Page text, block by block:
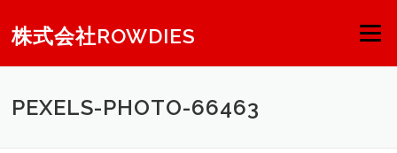
株式会社ROWDIES メニュー
PEXELS-PHOTO-66463